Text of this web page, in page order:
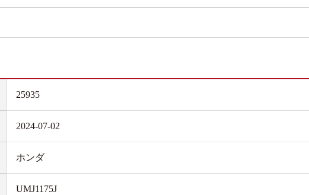
25935
2024-07-02
ホンダ
UMJ1175J